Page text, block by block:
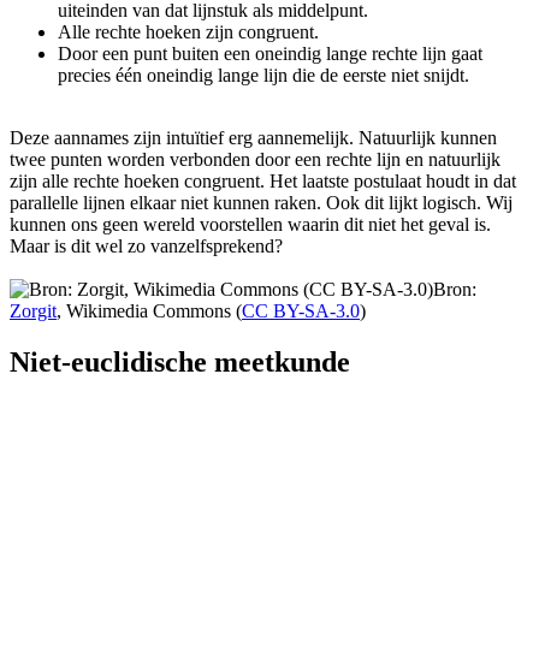
uiteinden van dat lijnstuk als middelpunt.
Alle rechte hoeken zijn congruent.
Door een punt buiten een oneindig lange rechte lijn gaat
precies één oneindig lange lijn die de eerste niet snijdt.
Deze aannames zijn intuïtief erg aannemelijk. Natuurlijk kunnen
twee punten worden verbonden door een rechte lijn en natuurlijk
zijn alle rechte hoeken congruent. Het laatste postulaat houdt in dat
parallelle lijnen elkaar niet kunnen raken. Ook dit lijkt logisch. Wij
kunnen ons geen wereld voorstellen waarin dit niet het geval is.
Maar is dit wel zo vanzelfsprekend?
Bron:
Zorgit, Wikimedia Commons (CC BY-SA-3.0)
Niet-euclidische meetkunde